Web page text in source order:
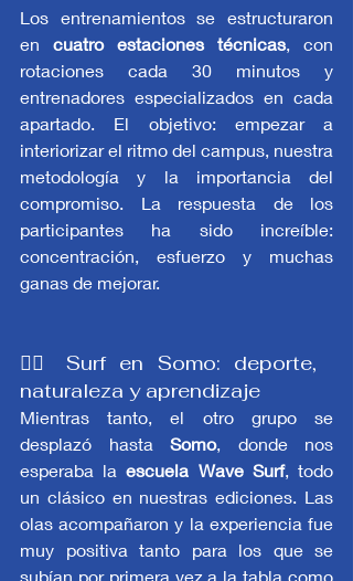
Los entrenamientos se estructuraron
en cuatro estaciones técnicas, con
rotaciones cada 30 minutos y
entrenadores especializados en cada
apartado. El objetivo: empezar a
interiorizar el ritmo del campus, nuestra
metodología y la importancia del
compromiso. La respuesta de los
participantes ha sido increíble:
concentración, esfuerzo y muchas
ganas de mejorar.
🏄‍♂️ Surf en Somo: deporte,
naturaleza y aprendizaje
Mientras tanto, el otro grupo se
desplazó hasta Somo, donde nos
esperaba la escuela Wave Surf, todo
un clásico en nuestras ediciones. Las
olas acompañaron y la experiencia fue
muy positiva tanto para los que se
subían por primera vez a la tabla como